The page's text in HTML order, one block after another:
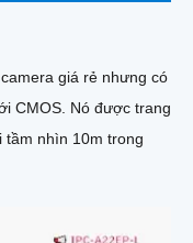
giá rẻ nhưng có
được trang
tầm nhìn 10m trong